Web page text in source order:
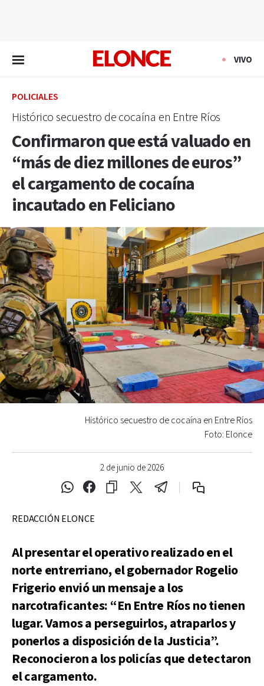
VIVO
POLICIALES
Histórico secuestro de cocaína en Entre Ríos
Confirmaron que está valuado en
“más de diez millones de euros”
el cargamento de cocaína
incautado en Feliciano
2 de junio de 2026
Histórico secuestro de cocaína en Entre Ríos
Foto: Elonce
REDACCIÓN ELONCE
Al presentar el operativo realizado en el
norte entrerriano, el gobernador Rogelio
Frigerio envió un mensaje a los
narcotraficantes: “En Entre Ríos no tienen
lugar. Vamos a perseguirlos, atraparlos y
ponerlos a disposición de la Justicia”.
Reconocieron a los policías que detectaron
el cargamento.